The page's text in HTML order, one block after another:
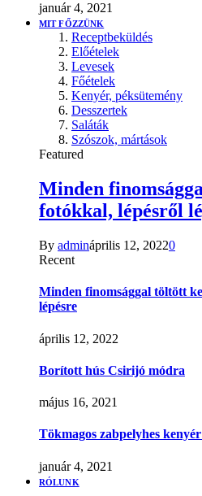
január 4, 2021
MIT FŐZZÜNK
Receptbeküldés
Előételek
Levesek
Főételek
Kenyér, péksütemény
Desszertek
Saláták
Szószok, mártások
Featured
Minden
fotókkal, lépésről
By admináprilis 12, 20220
Recent
Minden finomsággal töltött
lépésre
április 12, 2022
Borított hús Csirijó módra
május 16, 2021
Tökmagos zabpelyhes
január 4, 2021
RÓLUNK